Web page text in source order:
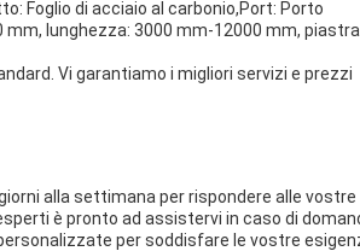
Foglio di acciaio al carbonio,Port: Porto
lunghezza: 3000 mm-12000 mm,
Vi garantiamo i migliori servizi e prezzi
alla settimana per rispondere alle vostre
è pronto ad assistervi in caso di
per soddisfare le vostre